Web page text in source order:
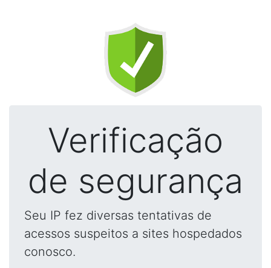
Verificação
de segurança
Seu IP fez diversas tentativas de
acessos suspeitos a sites hospedados
conosco.